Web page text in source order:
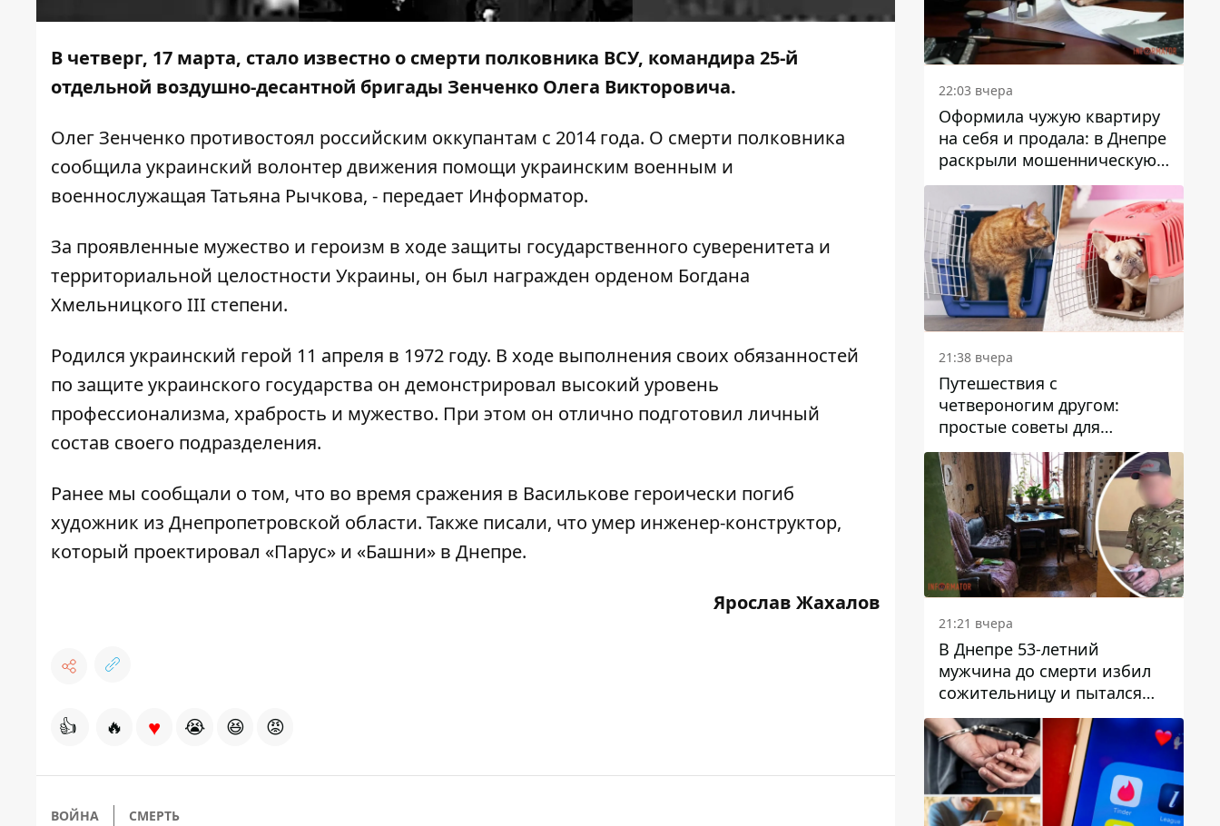
В четверг, 17 марта, стало известно о смерти полковника ВСУ, командира 25-й
отдельной воздушно-десантной бригады Зенченко Олега Викторовича.
Олег Зенченко противостоял российским оккупантам с 2014 года. О смерти полковника
сообщила украинский волонтер движения помощи украинским военным и
военнослужащая Татьяна Рычкова, - передает Информатор.
За проявленные мужество и героизм в ходе защиты государственного суверенитета и
территориальной целостности Украины, он был награжден орденом Богдана
Хмельницкого ІІІ степени.
Родился украинский герой 11 апреля в 1972 году. В ходе выполнения своих обязанностей
по защите украинского государства он демонстрировал высокий уровень
профессионализма, храбрость и мужество. При этом он отлично подготовил личный
состав своего подразделения.
Ранее мы сообщали о том, что во время сражения в Василькове героически погиб
художник из Днепропетровской области. Также писали, что умер инженер-конструктор,
который проектировал «Парус» и «Башни» в Днепре.
Ярослав Жахалов
👍 🔥 ♥ 😭 😆 😡
ВОЙНА СМЕРТЬ
22:03 вчера
Оформила чужую квартиру
на себя и продала: в Днепре
раскрыли мошенническую
схему с недвижимостью
21:38 вчера
Путешествия с
четвероногим другом:
простые советы для
поездок с животными
21:21 вчера
В Днепре 53-летний
мужчина до смерти избил
сожительницу и пытался
скрыть преступление:
детали